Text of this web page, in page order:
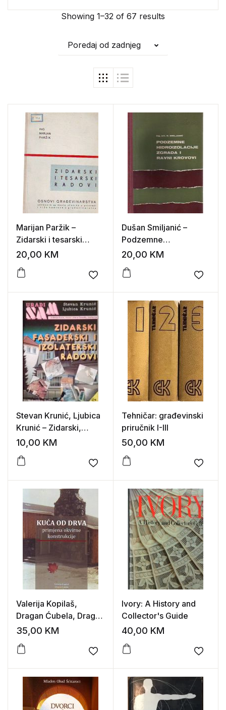
Showing 1–32 of 67 results
Poredaj od zadnjeg
Marijan Paržik –
Zidarski i tesarski
radovi: osnovi
20,00 KM
Add to wishlist
Dušan Smiljanić –
Podzemne
hidroizolacije zgrada i
20,00 KM
Add
Stevan Krunić, Ljubica
Krunić – Zidarski,
fasaderski i izolaterski
10,00 KM
Add to wishlist
Tehničar: građevinski
priručnik I-III
50,00 KM
Add
Valerija Kopilaš,
Dragan Ćubela, Dragan
Katić – Kuća od drva –
konstrukcije
35,00 KM
Add to wishlist
Ivory: A History and
Collector's Guide
40,00 KM
Add